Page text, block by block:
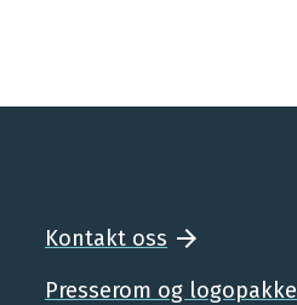
Kontakt oss
Presserom og logopakke